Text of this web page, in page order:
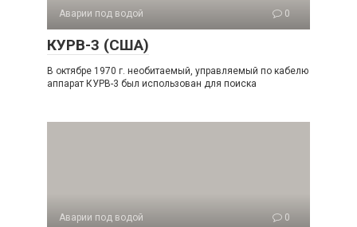
Аварии под водой 0
КУРВ-3 (США)
В октябре 1970 г. необитаемый, управляемый по кабелю
аппарат КУРВ-3 был использован для поиска
Аварии под водой 0